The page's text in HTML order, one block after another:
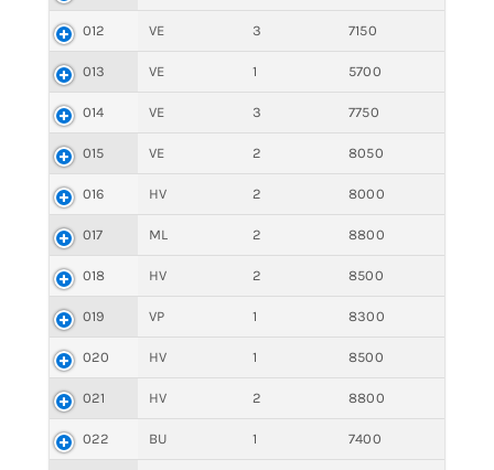
012 VE 3 7150
013 VE 1 5700
014 VE 3 7750
015 VE 2 8050
016 HV 2 8000
017 ML 2 8800
018 HV 2 8500
019 VP 1 8300
020 HV 1 8500
021 HV 2 8800
022 BU 1 7400